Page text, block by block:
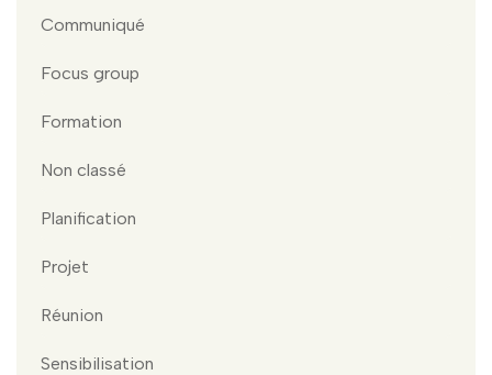
Communiqué
Focus group
Formation
Non classé
Planification
Projet
Réunion
Sensibilisation